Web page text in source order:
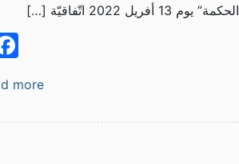
الحكمة” يوم 13 أفريل 2022 اتّفاقيّة […]
more